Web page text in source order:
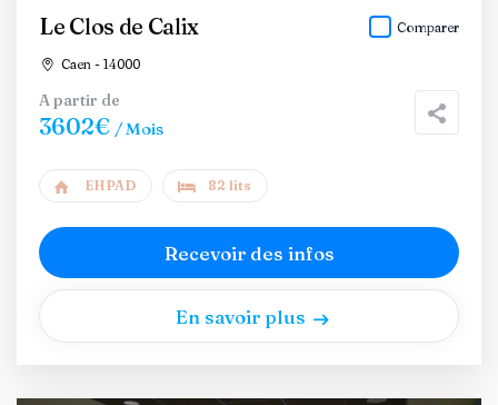
Le Clos de Calix
Caen - 14000
Comparer
A partir de
3602€ / Mois
EHPAD 82 lits
Recevoir des infos
En savoir plus